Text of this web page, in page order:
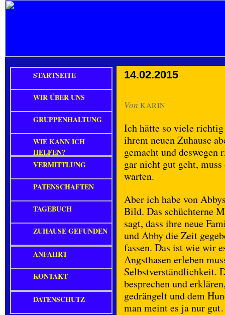
14.02.2015
Von KARIN
Ich hätte so viele richtig
ihrem neuen Zuhause
gemacht und
gar nicht gut geht,
warten.
Aber ich habe von
Bild. Das schüchterne
sagt, dass ihre neue
und Abby die Zeit
fassen. Das ist wie wir
Angsthasen erleben
Selbstverständlichkeit.
besprechen und
gedrängelt und dem
man meint es ja nur
STARTSEITE
WIR ÜBER UNS
GRUPPENHALTUNG
WIE KANN ICH
HELFEN?
VERMITTLUNG
PATENSCHAFTEN
TAGEBUCH
ZUHAUSE GEFUNDEN
ANFAHRT
KONTAKT
DATENSCHUTZ